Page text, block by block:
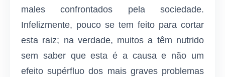
males confrontados pela sociedade.
Infelizmente, pouco se tem feito para cortar
esta raiz; na verdade, muitos a têm nutrido
sem saber que esta é a causa e não um
efeito supérfluo dos mais graves problemas